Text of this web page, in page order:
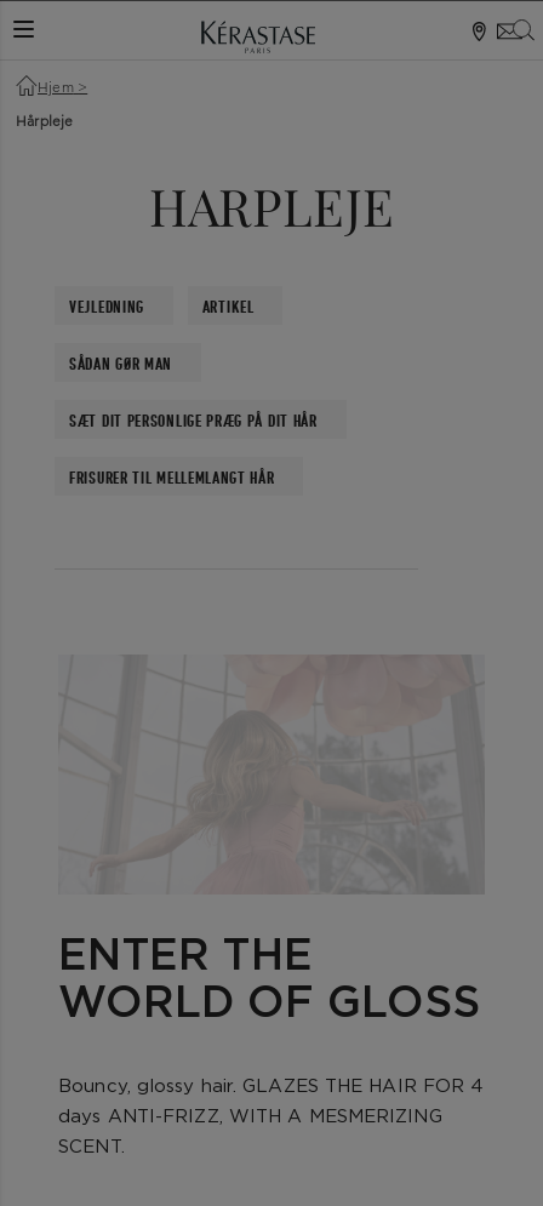
NAVIGATIONSKNAP
Hjem >
Hårpleje
HARPLEJE
VEJLEDNING ARTIKEL
SÅDAN GØR MAN
SÆT DIT PERSONLIGE PRÆG PÅ DIT HÅR
FRISURER TIL MELLEMLANGT HÅR
ENTER THE
WORLD OF GLOSS
Bouncy, glossy hair. GLAZES THE HAIR FOR 4
days ANTI-FRIZZ, WITH A MESMERIZING
SCENT.